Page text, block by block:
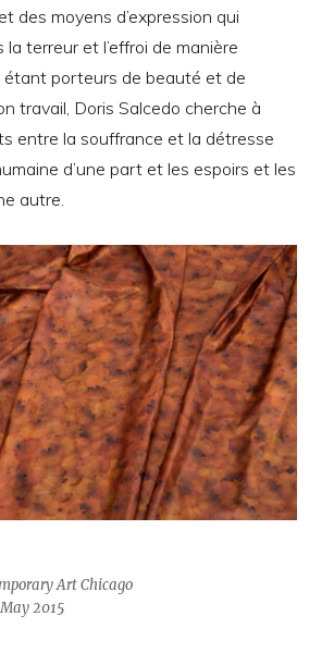
des moyens d’expression qui
terreur et l’effroi de manière
étant porteurs de beauté et de
travail, Doris Salcedo cherche à
entre la souffrance et la détresse
d’une part et les espoirs et les
autre.
Art Chicago
2015